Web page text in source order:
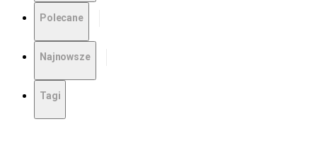
Polecane
Najnowsze
Tagi